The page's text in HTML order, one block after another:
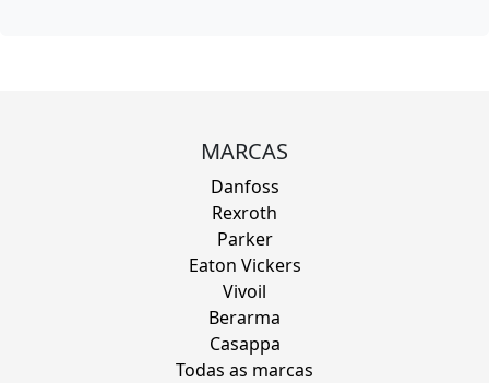
MARCAS
Danfoss
Rexroth
Parker
Eaton Vickers
Vivoil
Berarma
Casappa
Todas as marcas